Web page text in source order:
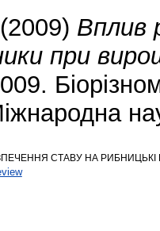
(2009) Вплив
при
СТАВУ НА